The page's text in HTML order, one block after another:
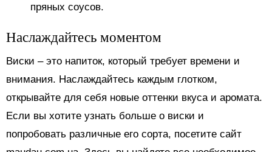
пряных соусов.
Наслаждайтесь моментом
Виски – это напиток, который требует времени и
внимания. Наслаждайтесь каждым глотком,
открывайте для себя новые оттенки вкуса и аромата.
Если вы хотите узнать больше о виски и
попробовать различные его сорта, посетите сайт